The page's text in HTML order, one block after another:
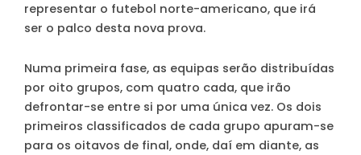
representar o futebol norte-americano, que irá
ser o palco desta nova prova.
Numa primeira fase, as equipas serão distribuídas
por oito grupos, com quatro cada, que irão
defrontar-se entre si por uma única vez. Os dois
primeiros classificados de cada grupo apuram-se
para os oitavos de final, onde, daí em diante, as